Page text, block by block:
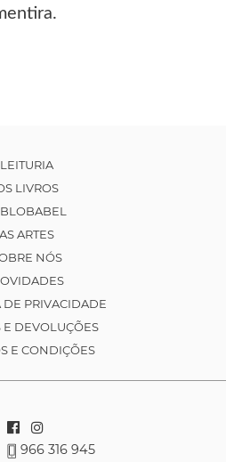
LEITURIA
LIVROS
AS ARTES
NÓS
DE PRIVACIDADE
E DEVOLUÇÕES
E CONDIÇÕES
966 316 945